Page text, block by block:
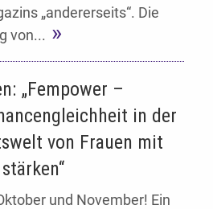
„andererseits“. Die
von...
„Fempower –
in der
von Frauen mit
und November! Ein